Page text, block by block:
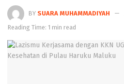
BY SUARA MUHAMMADIYAH
Reading Time: 1 min read